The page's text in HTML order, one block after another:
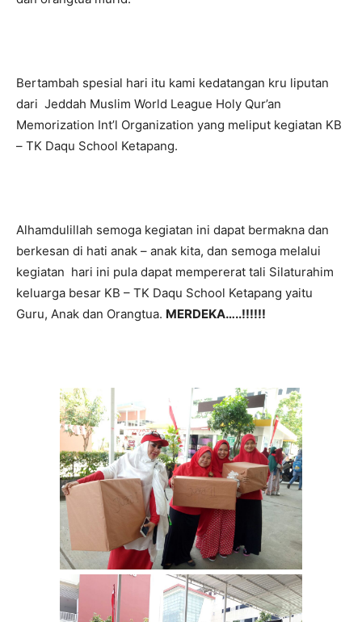
Bertambah spesial hari itu kami kedatangan kru liputan
dari Jeddah Muslim World League Holy Qur’an
Memorization Int’l Organization yang meliput kegiatan KB
– TK Daqu School Ketapang.
Alhamdulillah semoga kegiatan ini dapat bermakna dan
berkesan di hati anak – anak kita, dan semoga melalui
kegiatan hari ini pula dapat mempererat tali Silaturahim
keluarga besar KB – TK Daqu School Ketapang yaitu
Guru, Anak dan Orangtua. MERDEKA…..!!!!!!